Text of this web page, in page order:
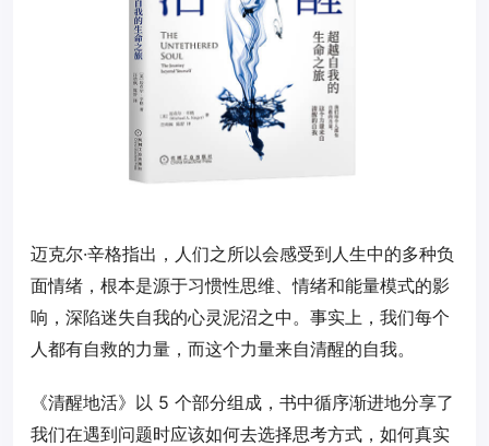
迈克尔·辛格指出，人们之所以会感受到人生中的多种负
面情绪，根本是源于习惯性思维、情绪和能量模式的影
响，深陷迷失自我的心灵泥沼之中。事实上，我们每个
人都有自救的力量，而这个力量来自清醒的自我。
《清醒地活》以 5 个部分组成，书中循序渐进地分享了
我们在遇到问题时应该如何去选择思考方式，如何真实